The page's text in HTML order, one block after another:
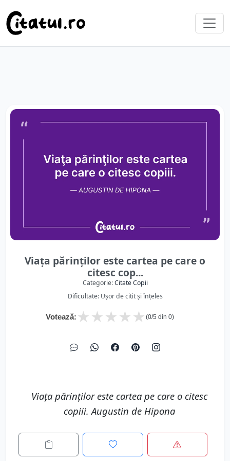
Viaţa părinţilor este cartea pe care o
citesc cop...
Categorie:Citate Copii
Dificultate: Ușor de citit și înțeles
Votează: ★
★
★
★
★ (0/5 din 0)
Viaţa părinţilor este cartea pe care o citesc
copiii. Augustin de Hipona